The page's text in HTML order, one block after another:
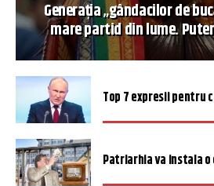
Generația „gândacilor de
mare partid din lume.
Top 7 expresii pentru
Patriarhia va instala